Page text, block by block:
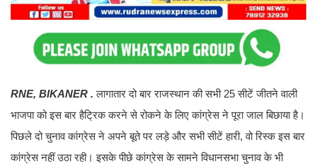
RNE, BIKANER . लागातार दो बार राजस्थान की सभी 25 सीटें जीतने वाली
भाजपा को इस बार हैट्रिक करने से रोकने के लिए कांग्रेस ने पूरा जाल बिछाया है।
पिछले दो चुनाव कांग्रेस ने अपने बूते पर लड़े और सभी सीटें हारी, वो रिस्क इस बार
कांग्रेस नहीं उठा रही। इसके पीछे कांग्रेस के सामने विधानसभा चुनाव के भी